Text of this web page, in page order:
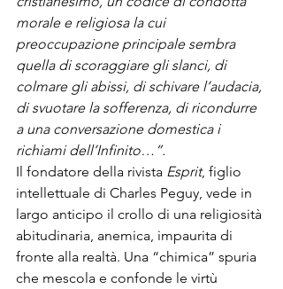
morale e religiosa la cui
preoccupazione principale sembra
quella di scoraggiare gli slanci, di
colmare gli abissi, di schivare l’audacia,
di svuotare la sofferenza, di ricondurre
a una conversazione domestica i
richiami dell’Infinito…”.
Il fondatore della rivista Esprit, figlio
intellettuale di Charles Peguy, vede in
largo anticipo il crollo di una religiosità
abitudinaria, anemica, impaurita di
fronte alla realtà. Una “chimica” spuria
che mescola e confonde le virtù